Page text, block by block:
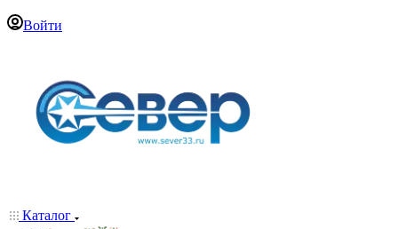
Войти
Каталог